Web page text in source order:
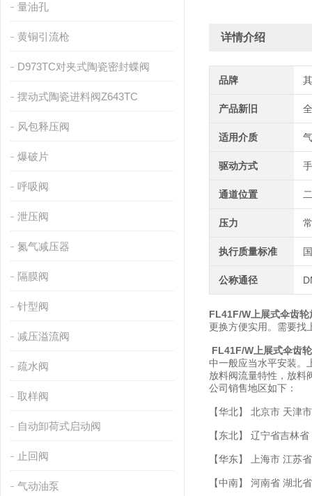
量油孔
黄铜引流枪
D973TC对夹式陶瓷密封蝶阀
摆动式陶瓷进料阀Z643TC
风包释压阀
爆破片
呼吸阀
泄压阀
氮气减压器
隔膜阀
针型阀
减压溢流阀
疏水阀
取样阀
自动卸荷式启动阀
止回阀
气动油泵
详情介绍
品牌
产品新旧
适用介质
驱动方式
通道位置
压力
执行质量标准
公称通径
FL41F/W上展式伞齿轮
更换方便实用。需要找
FL41F/W上展式伞齿
中一般应当水平安装。
放料阀流量特性，放料
公司销售地区如下：
【华北】 北京市 天津
【东北】 辽宁省吉林
【华东】 上海市 江苏
【中南】 河南省 湖北